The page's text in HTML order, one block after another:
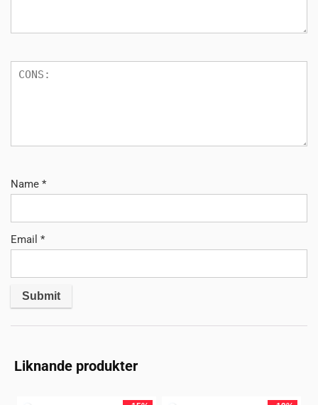
Name *
Email *
Liknande produkter